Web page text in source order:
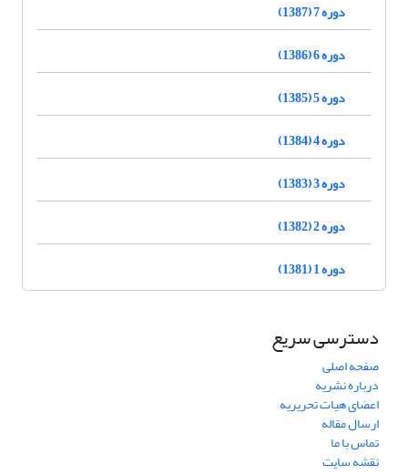
دوره 7 (1387)
دوره 6 (1386)
دوره 5 (1385)
دوره 4 (1384)
دوره 3 (1383)
دوره 2 (1382)
دوره 1 (1381)
دسترسی سریع
صفحه اصلی
درباره نشریه
اعضای هیات تحریریه
ارسال مقاله
تماس با ما
نقشه سایت